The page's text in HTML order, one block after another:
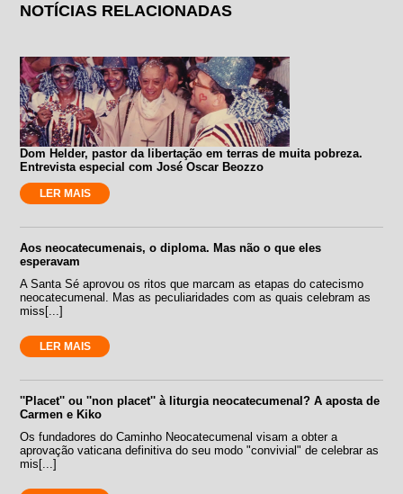
NOTÍCIAS RELACIONADAS
Dom Helder, pastor da libertação em terras de muita pobreza.
Entrevista especial com José Oscar Beozzo
LER MAIS
Aos neocatecumenais, o diploma. Mas não o que eles
esperavam
A Santa Sé aprovou os ritos que marcam as etapas do catecismo
neocatecumenal. Mas as peculiaridades com as quais celebram as
miss[...]
LER MAIS
''Placet'' ou ''non placet'' à liturgia neocatecumenal? A aposta de
Carmen e Kiko
Os fundadores do Caminho Neocatecumenal visam a obter a
aprovação vaticana definitiva do seu modo "convivial" de celebrar as
mis[...]